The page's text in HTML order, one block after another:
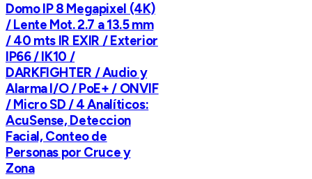
Domo IP 8 Megapixel (4K)
/ Lente Mot. 2.7 a 13.5 mm
/ 40 mts IR EXIR / Exterior
IP66 / IK10 /
DARKFIGHTER / Audio y
Alarma I/O / PoE+ / ONVIF
/ Micro SD / 4 Analíticos:
AcuSense, Deteccion
Facial, Conteo de
Personas por Cruce y
Zona